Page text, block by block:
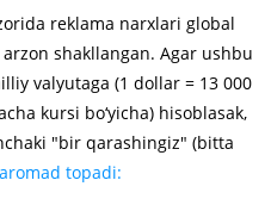
reklama narxlari global
shakllangan. Agar ushbu
valyutaga (1 dollar = 13 000
kursi bo‘yicha) hisoblasak,
"bir qarashingiz" (bitta
topadi: